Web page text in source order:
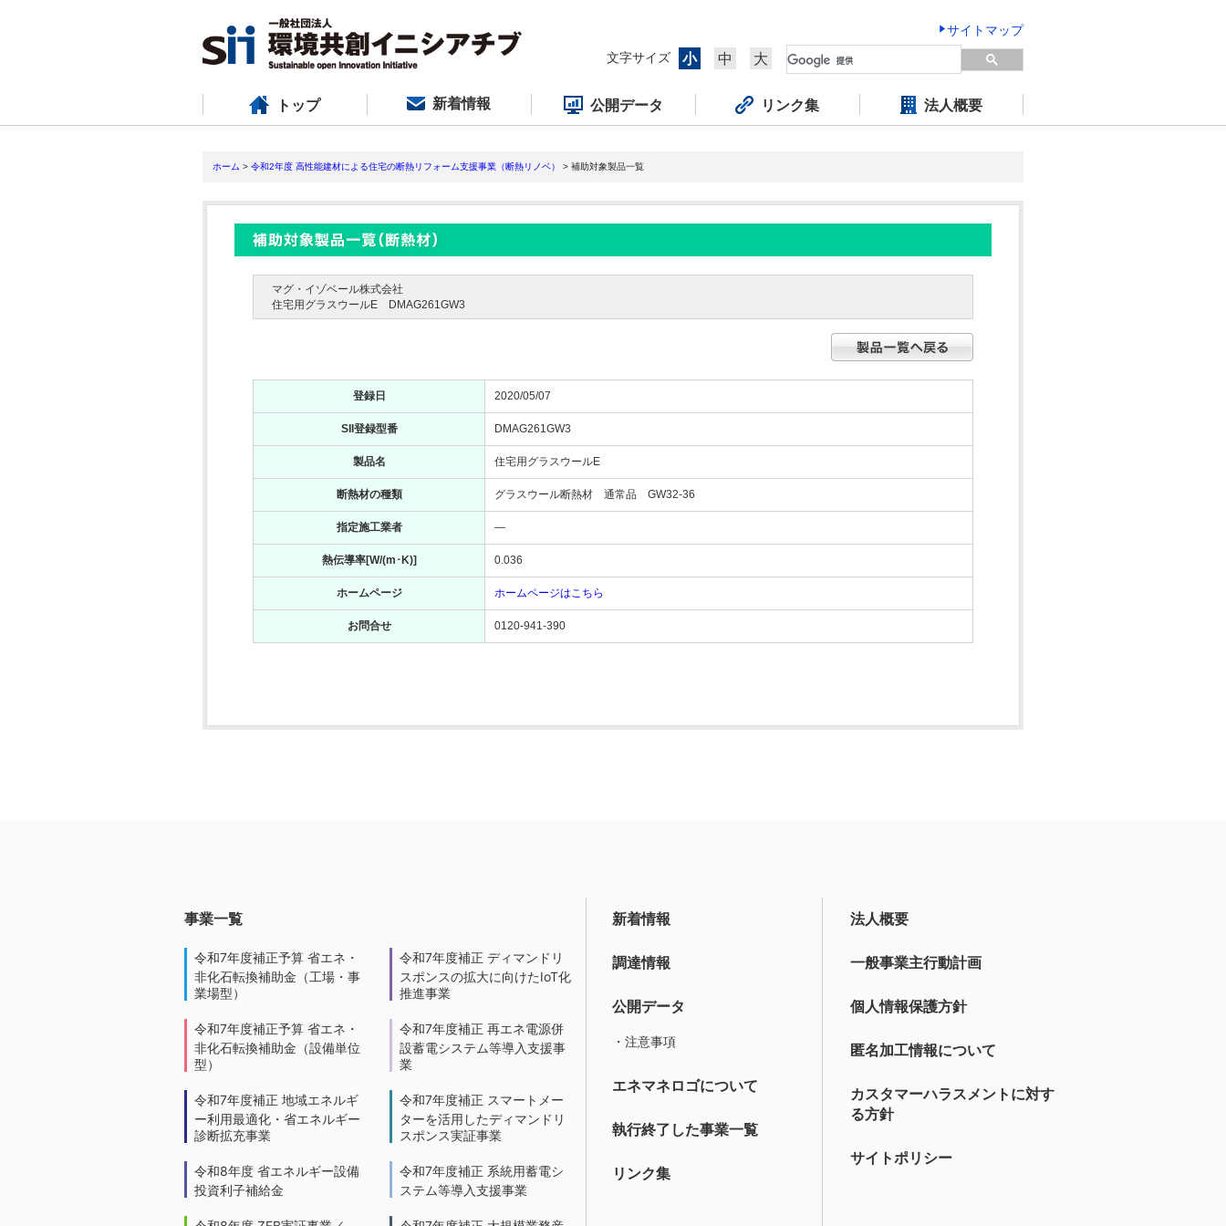
サイトマップ
文字サイズ
小 中 大
トップ 新着情報 公開データ リンク集 法人概要
ホーム > 令和2年度 高性能建材による住宅の断熱リフォーム支援事業（断熱リノベ） > 補助対象製品一覧
マグ・イゾベール株式会社
住宅用グラスウールE DMAG261GW3
登録日 2020/05/07
SII登録型番 DMAG261GW3
製品名 住宅用グラスウールE
断熱材の種類 グラスウール断熱材 通常品 GW32-36
指定施工業者 ―
熱伝導率[W/(m･K)] 0.036
ホームページ ホームページはこちら
お問合せ 0120-941-390
事業一覧
令和7年度補正予算 省エネ・
非化石転換補助金（工場・事
業場型）
令和7年度補正予算 省エネ・
非化石転換補助金（設備単位
型）
令和7年度補正 地域エネルギ
ー利用最適化・省エネルギー
診断拡充事業
令和8年度 省エネルギー設備
投資利子補給金
令和7年度補正 ディマンドリ
スポンスの拡大に向けたIoT化
推進事業
令和7年度補正 再エネ電源併
設蓄電システム等導入支援事
業
令和7年度補正 スマートメー
ターを活用したディマンドリ
スポンス実証事業
令和7年度補正 系統用蓄電シ
ステム等導入支援事業
新着情報
調達情報
公開データ
・注意事項
エネマネロゴについて
執行終了した事業一覧
リンク集
法人概要
一般事業主行動計画
個人情報保護方針
匿名加工情報について
カスタマーハラスメントに対す
る方針
サイトポリシー